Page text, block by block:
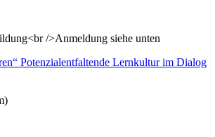
Potenzialentfaltende Lernkultur im Dialog